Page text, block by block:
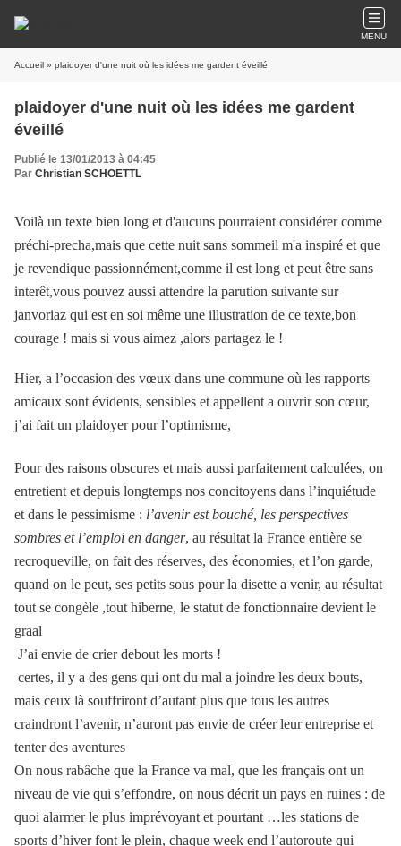
MENU
Accueil » plaidoyer d'une nuit où les idées me gardent éveillé
plaidoyer d'une nuit où les idées me gardent
éveillé
Publié le 13/01/2013 à 04:45
Par Christian SCHOETTL
Voilà un texte bien long et d'aucuns pourraient considérer comme
préchi-precha,mais que cette nuit sans sommeil m'a inspiré et que
je revendique passionnément,comme il est long et peut être sans
interêt,vous pouvez aussi attendre la parution suivante sur
janvoriaz qui est en soi même une illustration de ce texte,bon
courage ! mais si vous aimez ,alors partagez le !
Hier, a l’occasion des vœux dans une commune où les rapports
amicaux sont évidents, sensibles et appellent a ouvrir son cœur,
j’ai fait un plaidoyer pour l’optimisme,
Pour des raisons obscures et mais aussi parfaitement calculées, on
entretient et depuis longtemps nos concitoyens dans l’inquiétude
et dans le pessimisme : l’avenir est bouché, les perspectives
sombres et l’emploi en danger, au résultat la France entière se
recroqueville, on fait des réserves, des économies, et l’on garde,
quand on le peut, ses petits sous pour la disette a venir, au résultat
tout se congèle ,tout hiberne, le statut de fonctionnaire devient le
graal
J’ai envie de crier debout les morts !
certes, il y a des gens qui ont du mal a joindre les deux bouts,
mais ceux là souffriront d’autant plus que tous les autres
craindront l’avenir, n’auront pas envie de créer leur entreprise et
tenter des aventures
On nous rabâche que la France va mal, que les français ont un
niveau de vie qui s’effondre, on nous décrit un pays en ruines : de
quoi alarmer le plus imprévoyant et pourtant …les stations de
sports d’hiver font le plein, chaque week end l’autoroute qui